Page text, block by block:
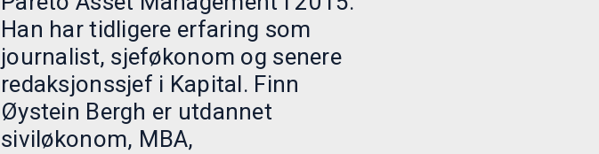
Han har tidligere erfaring som
journalist, sjeføkonom og senere
redaksjonssjef i Kapital. Finn
Øystein Bergh er utdannet
siviløkonom, MBA,